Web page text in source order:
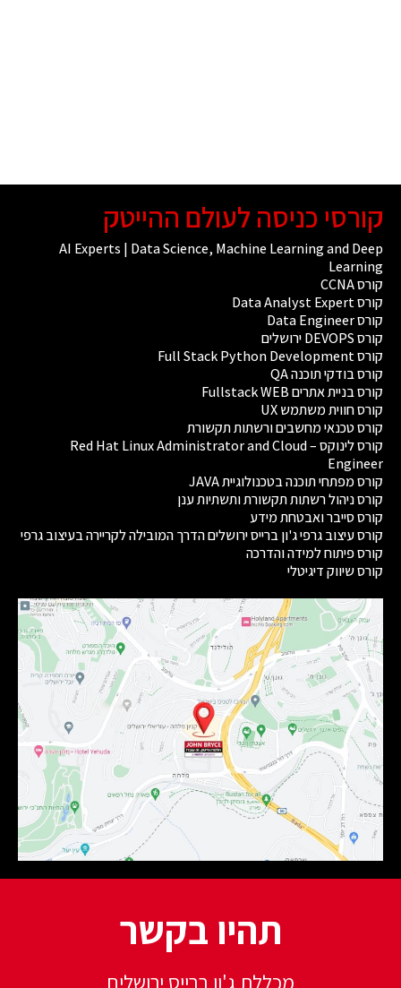
קורסי כניסה לעולם ההייטק
AI Experts | Data Science, Machine Learning and Deep
Learning
קורס CCNA
קורס Data Analyst Expert
קורס Data Engineer
קורס DEVOPS ירושלים
קורס Full Stack Python Development
קורס בודקי תוכנה QA
קורס בניית אתרים Fullstack WEB
קורס חווית משתמש UX
קורס טכנאי מחשבים ורשתות תקשורת
קורס לינוקס – Red Hat Linux Administrator and Cloud
Engineer
קורס מפתחי תוכנה בטכנולוגיית JAVA
קורס ניהול רשתות תקשורת ותשתיות ענן
קורס סייבר ואבטחת מידע
קורס עיצוב גרפי ג'ון ברייס ירושלים הדרך המובילה לקריירה בעיצוב גרפי
קורס פיתוח למידה והדרכה
קורס שיווק דיגיטלי
תהיו בקשר
מכללת ג'ון ברייס ירושלים